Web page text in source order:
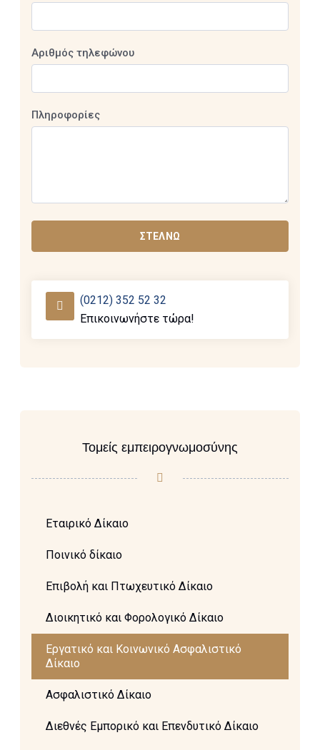
Αριθμός τηλεφώνου
Πληροφορίες
ΣΤΈΛΝΩ
(0212) 352 52 32
Επικοινωνήστε τώρα!
Τομείς εμπειρογνωμοσύνης
Εταιρικό Δίκαιο
Ποινικό δίκαιο
Επιβολή και Πτωχευτικό Δίκαιο
Διοικητικό και Φορολογικό Δίκαιο
Εργατικό και Κοινωνικό Ασφαλιστικό
Δίκαιο
Ασφαλιστικό Δίκαιο
Διεθνές Εμπορικό και Επενδυτικό Δίκαιο